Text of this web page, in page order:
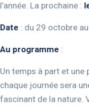
l’année. La prochaine :
Date : du 29 octobre
Au programme :
Un temps à part et une
chaque journée sera
fascinant de la nature.